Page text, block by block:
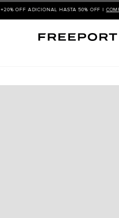
+20% OFF ADICIONAL HASTA 50% OFF |